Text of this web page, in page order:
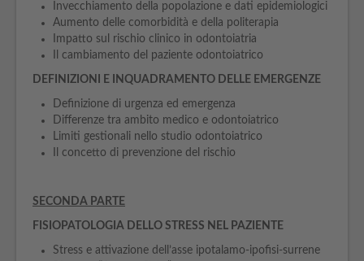
Invecchiamento della popolazione e dati epidemiologici
Aumento delle comorbidità e della politerapia
Impatto sul rischio clinico in odontoiatria
Il cambiamento del paziente odontoiatrico
DEFINIZIONI E INQUADRAMENTO DELLE EMERGENZE
Definizione di urgenza ed emergenza
Differenze tra ambito medico e odontoiatrico
Limiti gestionali nello studio odontoiatrico
Il concetto di prevenzione del rischio
SECONDA PARTE
FISIOPATOLOGIA DELLO STRESS NEL PAZIENTE
Stress e attivazione dell’asse ipotalamo-ipofisi-surrene